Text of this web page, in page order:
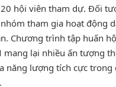
hội viên tham dự. Đối
tham gia hoạt động
Chương trình tập huấn
mang lại nhiều ấn tượng
năng lượng tích cực